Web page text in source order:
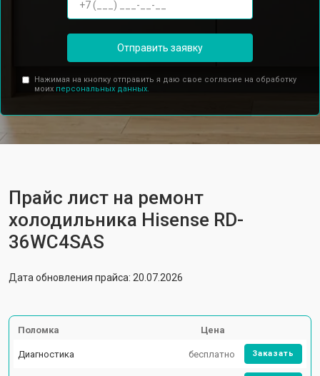
Отправить заявку
Нажимая на кнопку отправить я даю свое согласие на обработку
моих персональных данных.
Прайс лист на ремонт
холодильника Hisense RD-
36WC4SAS
Дата обновления прайса: 20.07.2026
Поломка Цена
Диагностика бесплатно Заказать